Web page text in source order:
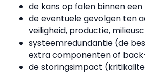
de kans op falen binnen
de eventuele gevolgen ten
veiligheid, productie,
systeemredundantie (de
extra componenten of
de storingsimpact